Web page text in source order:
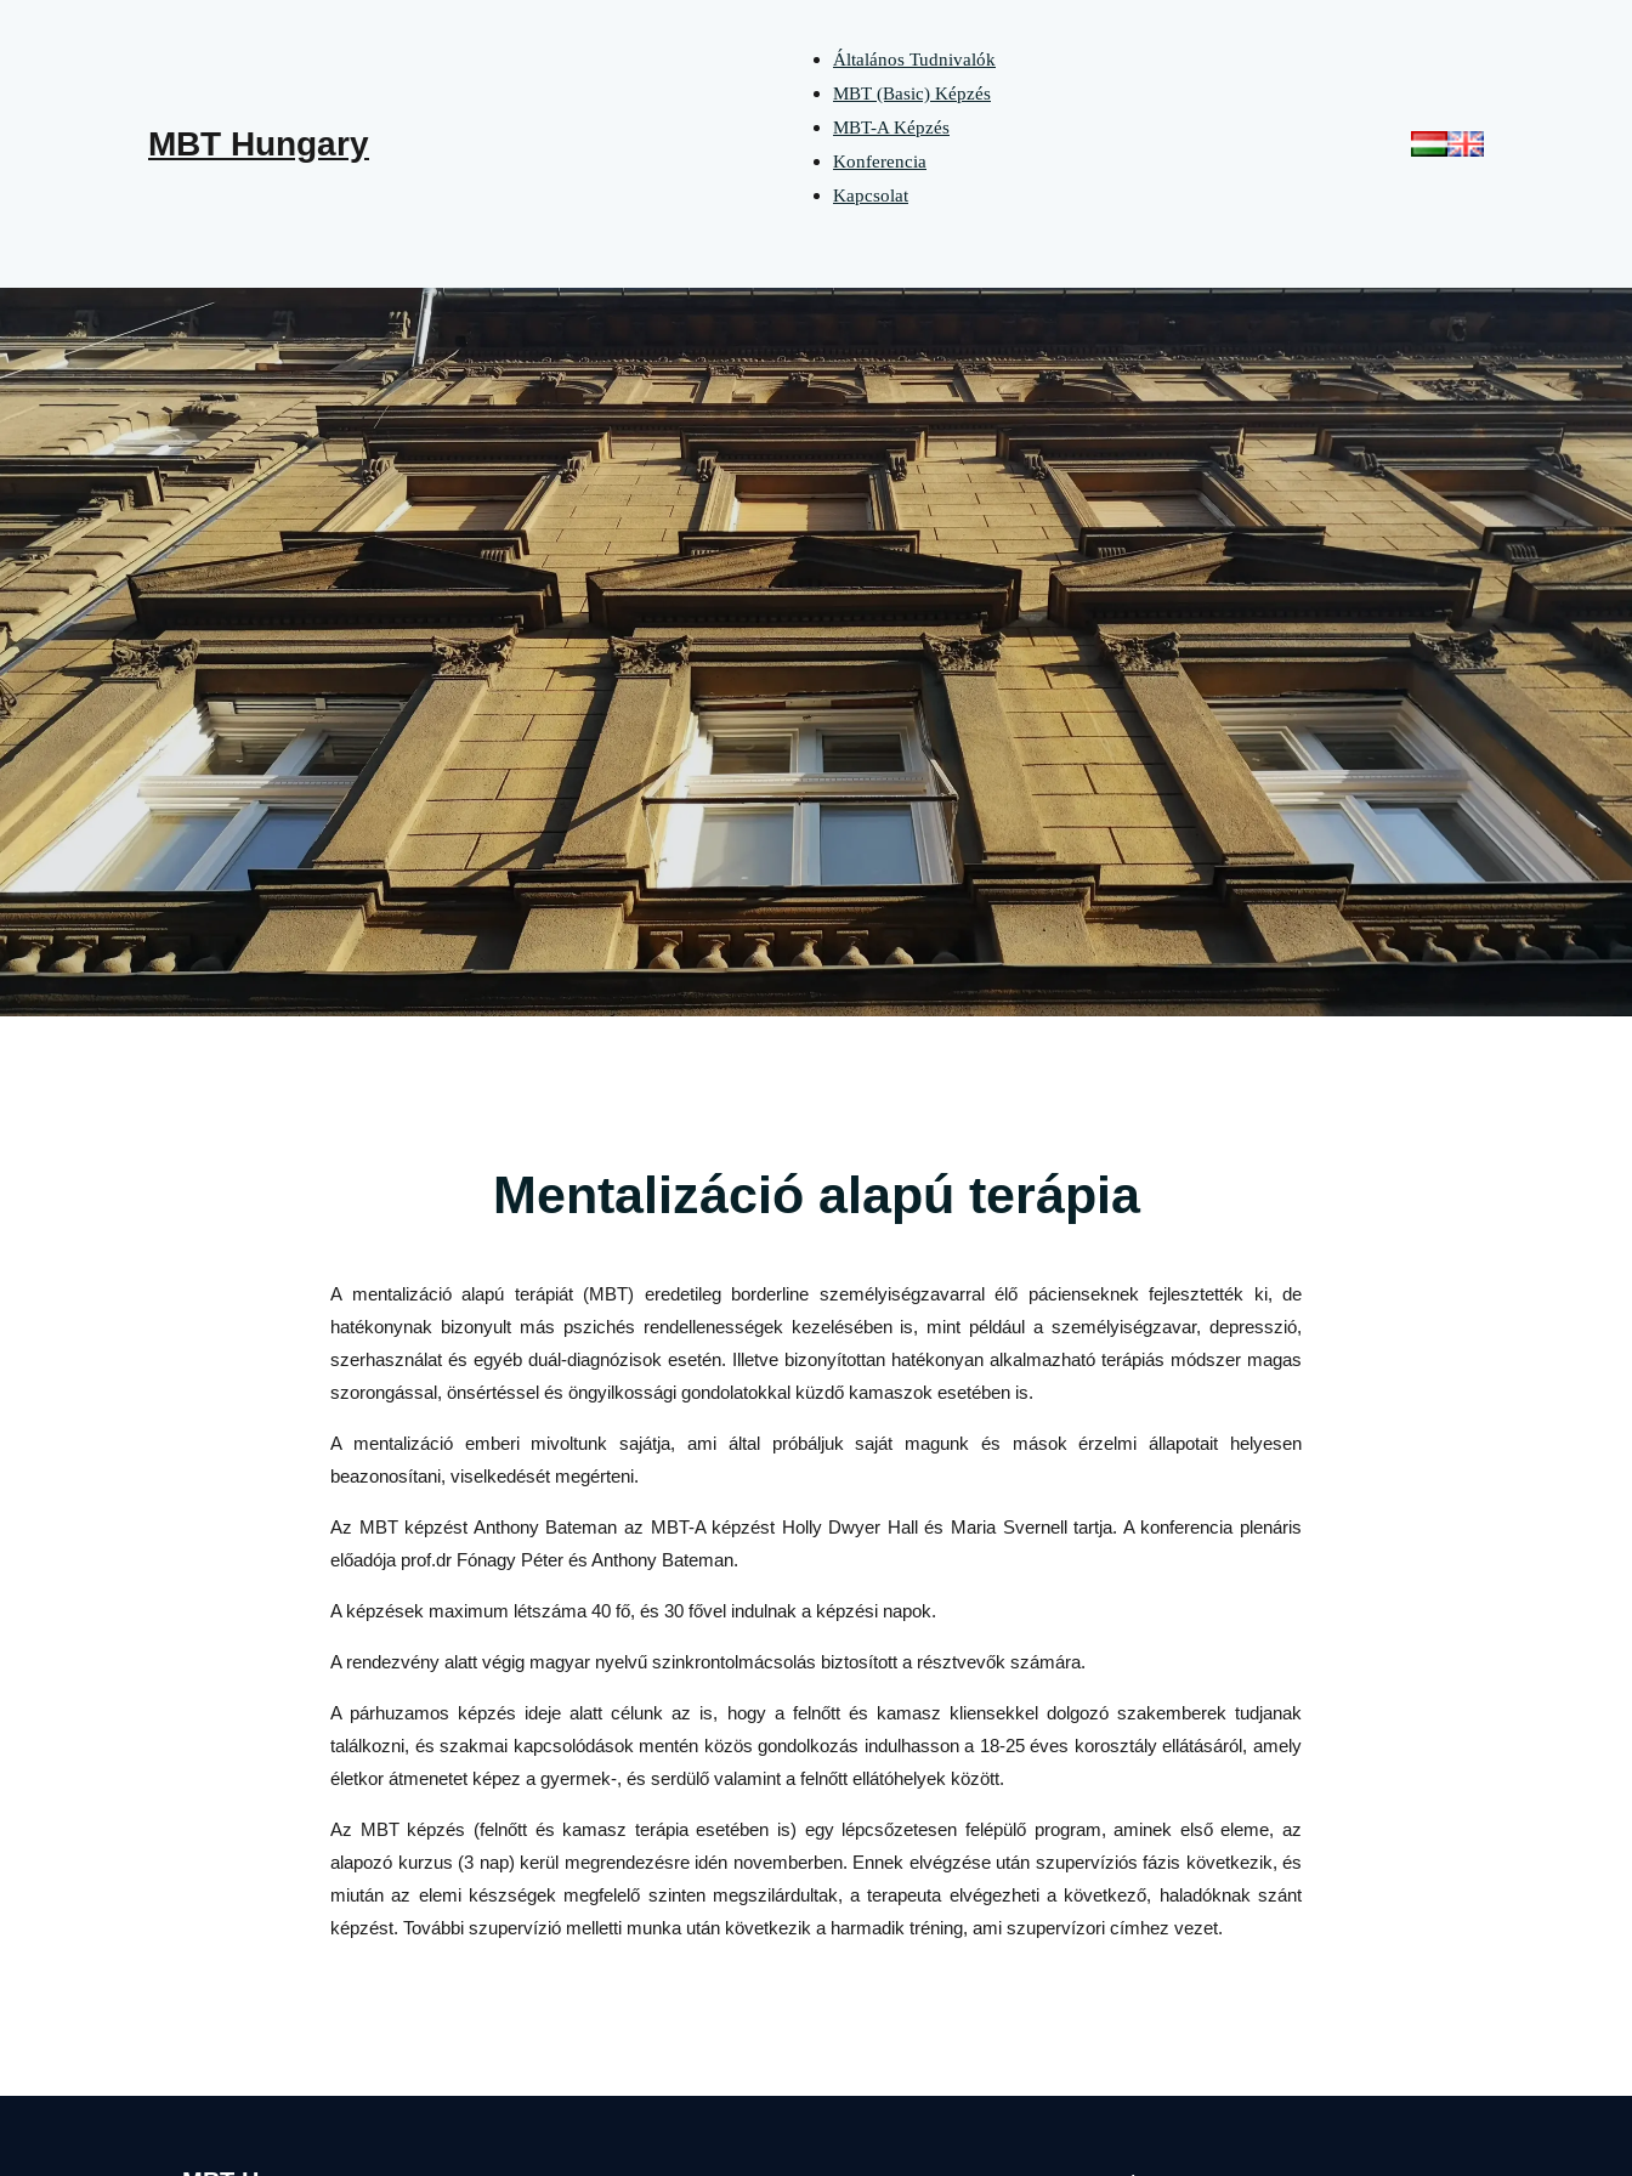
MBT Hungary
Általános Tudnivalók
MBT (Basic) Képzés
MBT-A Képzés
Konferencia
Kapcsolat
Mentalizáció alapú terápia
A mentalizáció alapú terápiát (MBT) eredetileg borderline személyiségzavarral élő pácienseknek fejlesztették ki, de
hatékonynak bizonyult más pszichés rendellenességek kezelésében is, mint például a személyiségzavar, depresszió,
szerhasználat és egyéb duál-diagnózisok esetén. Illetve bizonyítottan hatékonyan alkalmazható terápiás módszer magas
szorongással, önsértéssel és öngyilkossági gondolatokkal küzdő kamaszok esetében is.
A mentalizáció emberi mivoltunk sajátja, ami által próbáljuk saját magunk és mások érzelmi állapotait helyesen
beazonosítani, viselkedését megérteni.
Az MBT képzést Anthony Bateman az MBT-A képzést Holly Dwyer Hall és Maria Svernell tartja. A konferencia plenáris
előadója prof.dr Fónagy Péter és Anthony Bateman.
A képzések maximum létszáma 40 fő, és 30 fővel indulnak a képzési napok.
A rendezvény alatt végig magyar nyelvű szinkrontolmácsolás biztosított a résztvevők számára.
A párhuzamos képzés ideje alatt célunk az is, hogy a felnőtt és kamasz kliensekkel dolgozó szakemberek tudjanak
találkozni, és szakmai kapcsolódások mentén közös gondolkozás indulhasson a 18-25 éves korosztály ellátásáról, amely
életkor átmenetet képez a gyermek-, és serdülő valamint a felnőtt ellátóhelyek között.
Az MBT képzés (felnőtt és kamasz terápia esetében is) egy lépcsőzetesen felépülő program, aminek első eleme, az
alapozó kurzus (3 nap) kerül megrendezésre idén novemberben. Ennek elvégzése után szupervíziós fázis következik, és
miután az elemi készségek megfelelő szinten megszilárdultak, a terapeuta elvégezheti a következő, haladóknak szánt
képzést. További szupervízió melletti munka után következik a harmadik tréning, ami szupervízori címhez vezet.